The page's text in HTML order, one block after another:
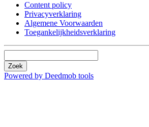
Content policy
Privacyverklaring
Algemene Voorwaarden
Toegankelijkheidsverklaring
Zoek
Powered by Deedmob tools